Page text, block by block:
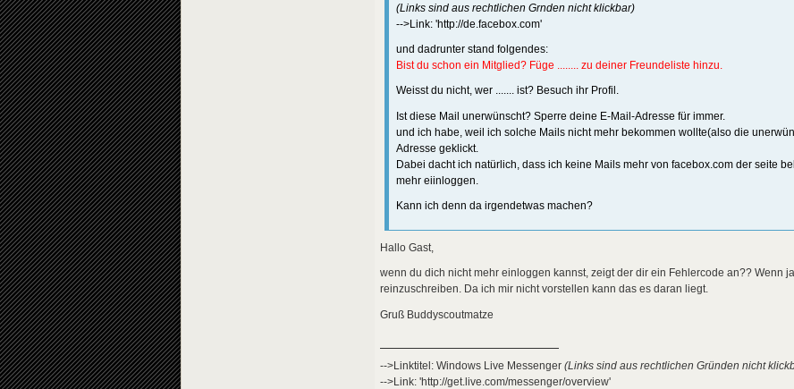
(Links sind aus rechtlichen Grnden nicht klickbar)
-->Link: 'http://de.facebox.com'
und dadrunter stand folgendes:
Bist du schon ein Mitglied? Füge ........ zu deiner Freundeliste hinzu.
Weisst du nicht, wer ....... ist? Besuch ihr Profil.
Ist diese Mail unerwünscht? Sperre deine E-Mail-Adresse für immer.
und ich habe, weil ich solche Mails nicht mehr bekommen wollte(also die
Adresse geklickt.
Dabei dacht ich natürlich, dass ich keine Mails mehr von facebox.com der seite
mehr eiinloggen.
Kann ich denn da irgendetwas machen?
Hallo Gast,
wenn du dich nicht mehr einloggen kannst, zeigt der dir ein Fehlercode an?? Wenn
reinzuschreiben. Da ich mir nicht vorstellen kann das es daran liegt.
Gruß Buddyscoutmatze
-->Linktitel: Windows Live Messenger (Links sind aus rechtlichen Gründen nicht
-->Link: 'http://get.live.com/messenger/overview'